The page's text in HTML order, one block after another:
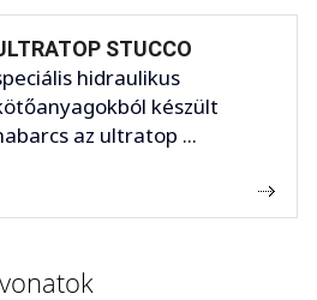
STUCCO
hidraulikus
készült
az ultratop ...